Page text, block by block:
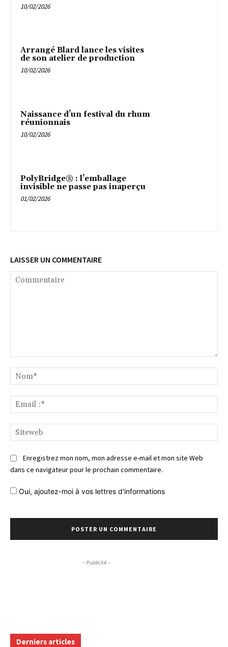
10/02/2026
Arrangé Blard lance les visites
de son atelier de production
10/02/2026
Naissance d’un festival du rhum
réunionnais
10/02/2026
PolyBridge® : l’emballage
invisible ne passe pas inaperçu
01/02/2026
LAISSER UN COMMENTAIRE
:*
Enregistrez mon nom, mon adresse e-mail et mon site Web
dans ce navigateur pour le prochain commentaire.
Oui, ajoutez-moi à vos lettres d'informations
- Publicité -
Derniers articles